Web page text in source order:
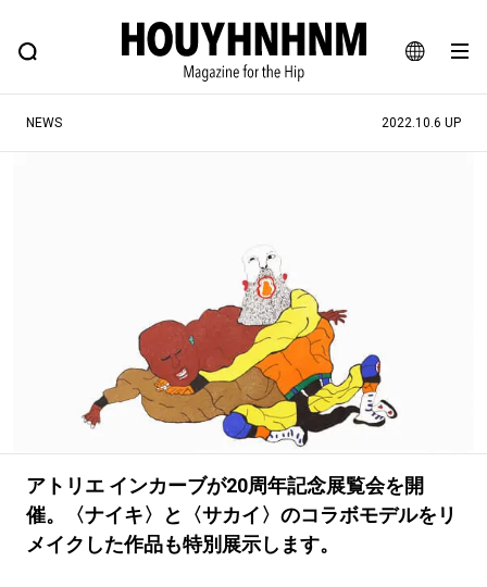
JA
EN
FEATURE BLOG SNAP
ヒップなファッション、カルチャー、ライフスタイルWEBマガジン
#古着サミット
#マイナーグッド図鑑
#路地裏てぃーん。 #MONTHLY JOURNAL
#GH 銘品の所以 #フイナムのYouTube
#Commune H #FOCUS IT #AH.H
#ととけん #FASHION #MUSIC #MOVIE
#LIFESTYLE #SNEAKER #OUTDOOR
#SPORTS #HANDSOME HANDBOOK
NEWS 2022.10.6 UP
アトリエ インカーブが20周年記念展覧会を開
催。〈ナイキ〉と〈サカイ〉のコラボモデルをリ
メイクした作品も特別展示します。